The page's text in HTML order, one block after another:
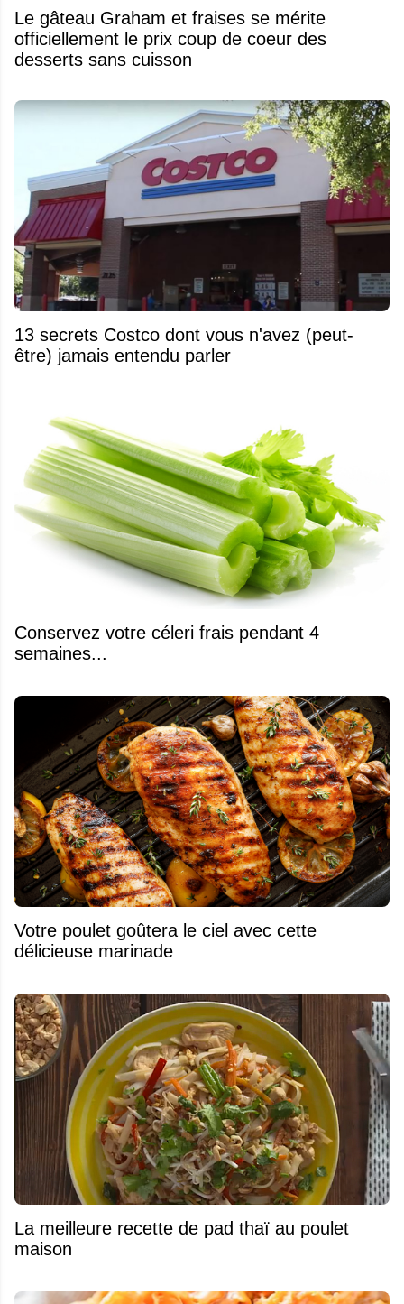
Le gâteau Graham et fraises se mérite
officiellement le prix coup de coeur des
desserts sans cuisson
13 secrets Costco dont vous n'avez (peut-
être) jamais entendu parler
Conservez votre céleri frais pendant 4
semaines...
Votre poulet goûtera le ciel avec cette
délicieuse marinade
La meilleure recette de pad thaï au poulet
maison